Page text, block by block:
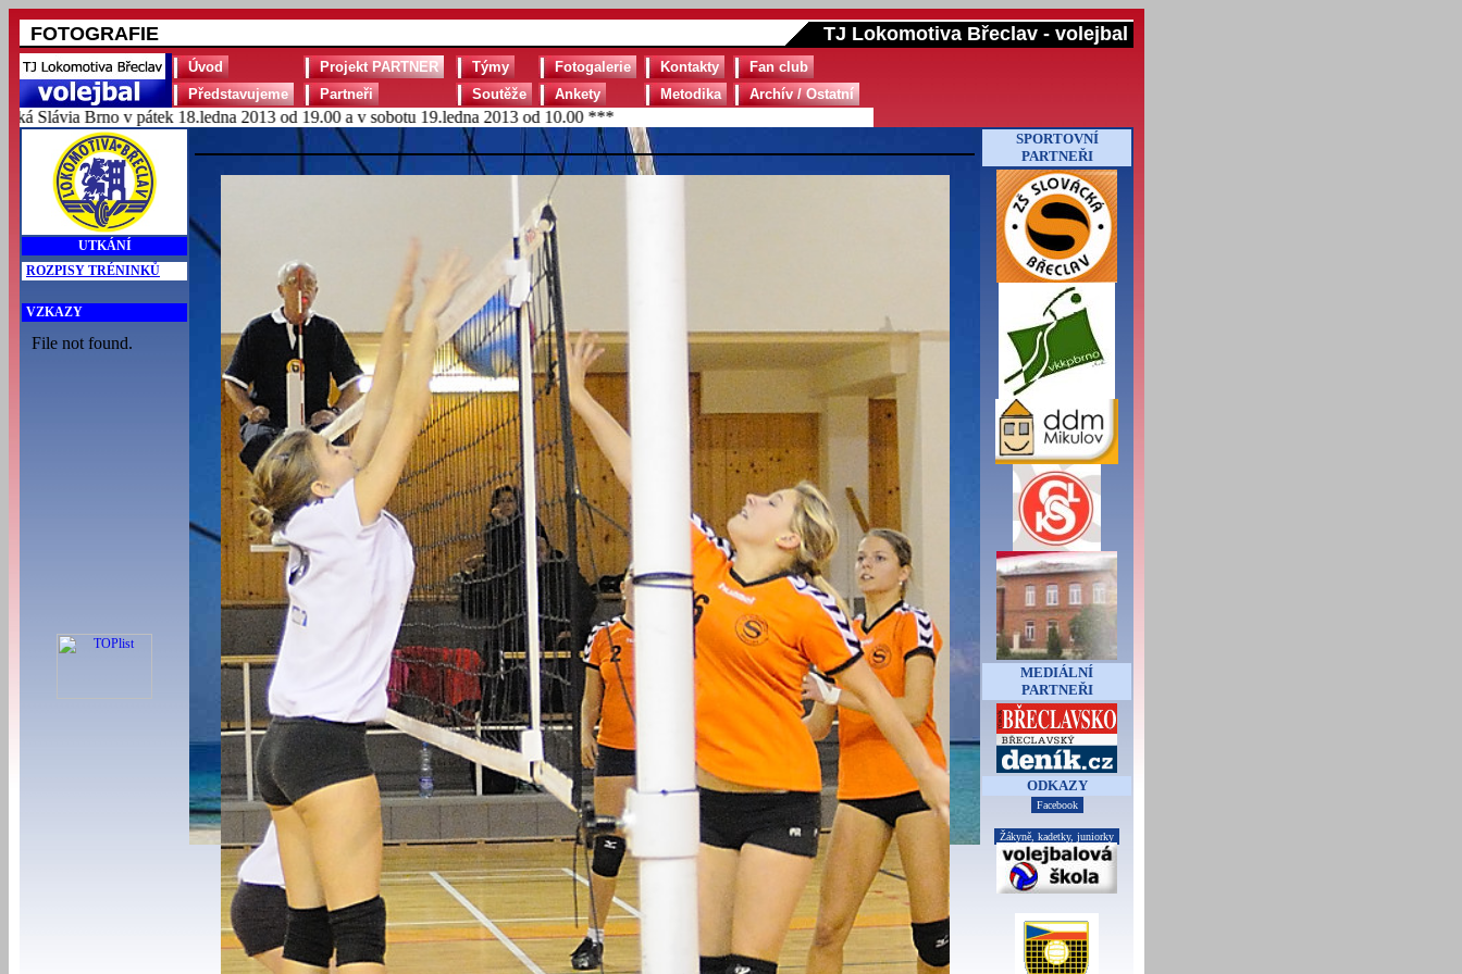
FOTOGRAFIE TJ Lokomotiva Břeclav - volejbal
Úvod Projekt PARTNER Týmy Fotogalerie Kontakty
Fan club
Představujeme
Partneři Soutěže Ankety Metodika Archív / Ostatní
Brno v pátek 18.ledna 2013 od 19.00 a v sobotu 19.ledna 2013 od 10.00 ***
UTKÁNÍ
ROZPISY TRÉNINKŮ
VZKAZY
SPORTOVNÍ
PARTNEŘI
MEDIÁLNÍ
PARTNEŘI
ODKAZY
Facebook
Žákyně, kadetky, juniorky